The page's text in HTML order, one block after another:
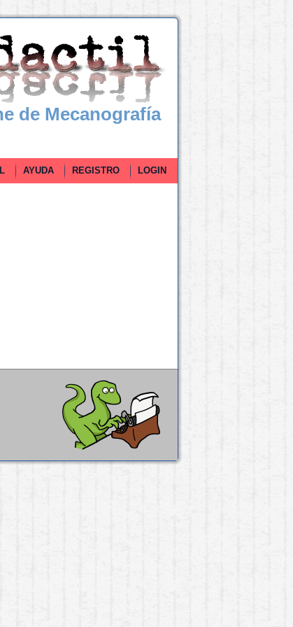
de Mecanografía
AYUDA REGISTRO LOGIN